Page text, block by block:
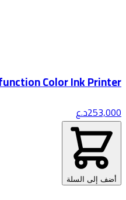
Color Ink Printer
253,000د.ع
أضف إلى السلة